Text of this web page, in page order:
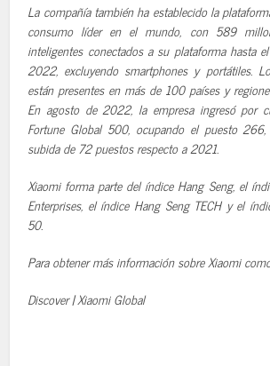
La compañía también ha establecido la
consumo líder en el mundo, con 589
inteligentes conectados a su plataforma hasta
2022, excluyendo smartphones y portátiles.
están presentes en más de 100 países y
En agosto de 2022, la empresa ingresó por
Fortune Global 500, ocupando el puesto
subida de 72 puestos respecto a 2021.
Xiaomi forma parte del índice Hang Seng, el
Enterprises, el índice Hang Seng TECH y el
50.
Para obtener más información sobre Xiaomi
Discover | Xiaomi Global